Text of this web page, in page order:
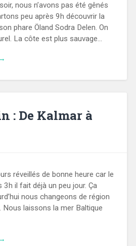
nous n’avons pas été gênés
peu après 9h découvrir la
phare Öland Sodra Delen. On
La côte est plus sauvage…
: De Kalmar à
réveillés de bonne heure car le
3h il fait déjà un peu jour. Ça
nous changeons de région
laissons la mer Baltique